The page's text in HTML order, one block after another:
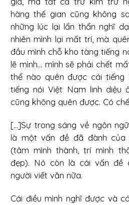
hàng thế gian cũng không
những lúc lại lẩn thẩn nghĩ
nhiên mình lại mất trí, mà
đầu mình chỗ kho tàng tiếng
lẽ mình... mình sẽ phải chết
thể nào quên được cái tiếng
tiếng nói Việt Nam linh diệu
cũng không quên được. Có
[...]Sự trong sáng về ngôn
là một vấn đề đã đành
(tâm mình thành, trí mình
đẹp). Nó còn là cái vấn đề
người viết văn nữa.
Cái điều mình nghĩ được và